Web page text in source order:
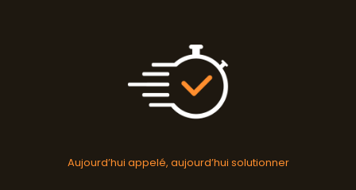
Aujourd’hui appelé, aujourd’hui solutionner